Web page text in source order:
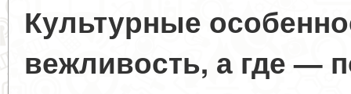
Культурные
вежливость, а где —